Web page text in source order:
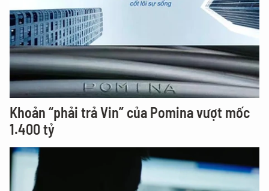
Khoản “phải trả Vin” của Pomina vượt mốc
1.400 tỷ